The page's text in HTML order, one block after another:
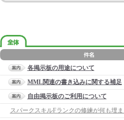
各掲示板の用途について
MML関連の書き込みに関する補足
自由掲示板のご利用について